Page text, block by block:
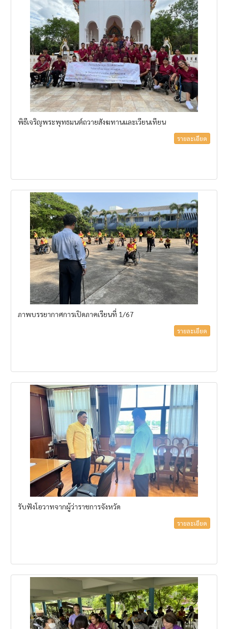
พิธีเจริญพระพุทธมนต์ถวายสังฆทานและเวียนเทียน
รายละเอียด
ภาพบรรยากาศการเปิดภาคเรียนที่ 1/67
รายละเอียด
รับฟังโอวาทจากผู้ว่าราชการจังหวัด
รายละเอียด